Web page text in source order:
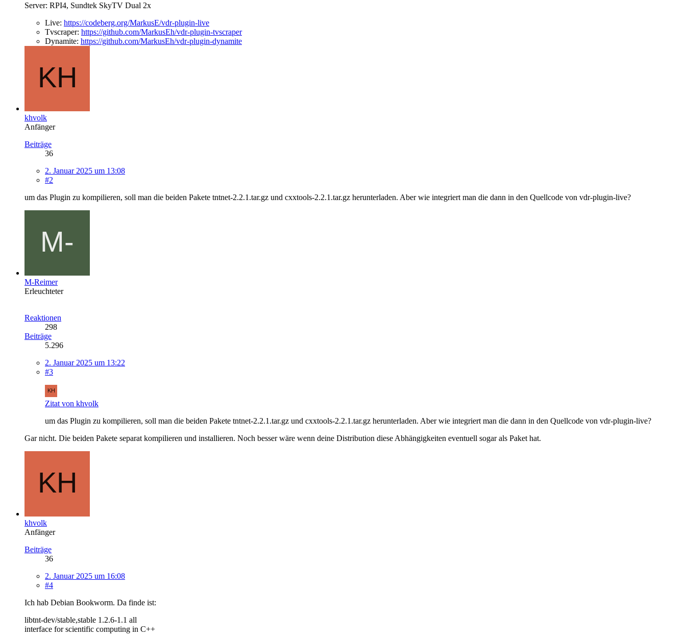
Server: RPI4, Sundtek SkyTV Dual 2x
Live: https://codeberg.org/MarkusE/vdr-plugin-live
Tvscraper: https://github.com/MarkusEh/vdr-plugin-tvscraper
Dynamite: https://github.com/MarkusEh/vdr-plugin-dynamite
khvolk
Anfänger
Beiträge
36
2. Januar 2025 um 13:08
#2
um das Plugin zu kompilieren, soll man die beiden Pakete tntnet-2.2.1.tar.gz und cxxtools-2.2.1.tar.gz herunterladen. Aber wie integriert man die dann in den Quellcode von vdr-plugin-live?
M-Reimer
Erleuchteter
Reaktionen
298
Beiträge
5.296
2. Januar 2025 um 13:22
#3
Zitat von khvolk
um das Plugin zu kompilieren, soll man die beiden Pakete tntnet-2.2.1.tar.gz und cxxtools-2.2.1.tar.gz herunterladen. Aber wie integriert man die dann in den Quellcode von vdr-plugin-live?
Gar nicht. Die beiden Pakete separat kompilieren und installieren. Noch besser wäre wenn deine Distribution diese Abhängigkeiten eventuell sogar als Paket hat.
khvolk
Anfänger
Beiträge
36
2. Januar 2025 um 16:08
#4
Ich hab Debian Bookworm. Da finde ist:
libtnt-dev/stable,stable 1.2.6-1.1 all
interface for scientific computing in C++